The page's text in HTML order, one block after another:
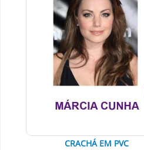
CRACHÁ EM PVC